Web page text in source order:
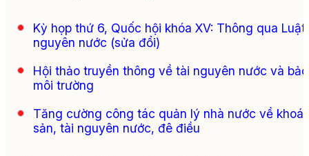
Kỳ họp thứ 6, Quốc hội khóa XV: Thông qua Luật
nguyên nước (sửa đổi)
Hội thảo truyền thông về tài nguyên nước và
môi trường
Tăng cường công tác quản lý nhà nước về
sản, tài nguyên nước, đê điều